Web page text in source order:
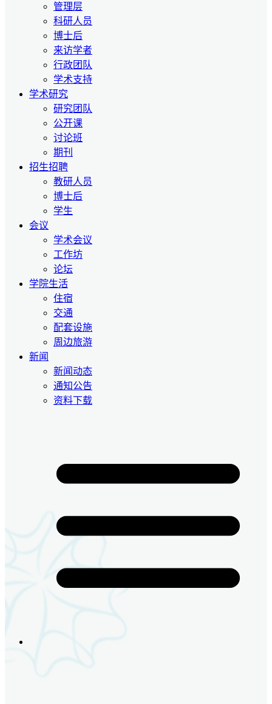
管理层
科研人员
博士后
来访学者
行政团队
学术支持
学术研究
研究团队
公开课
讨论班
期刊
招生招聘
教研人员
博士后
学生
会议
学术会议
工作坊
论坛
学院生活
住宿
交通
配套设施
周边旅游
新闻
新闻动态
通知公告
资料下载